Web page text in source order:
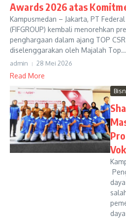
Awards 2026 atas
Kampusmedan – Jakarta, PT
(FIFGROUP) kembali menorehkan
penghargaan dalam ajang TOP
diselenggarakan oleh Majalah Top...
admin 28 Mei 2026
Read More